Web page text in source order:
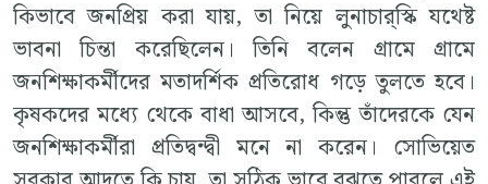
কিভাবে জনপ্রিয় করা যায়, তা নিয়ে লুনাচার্‌স্কি যথেষ্ট
ভাবনা চিন্তা করেছিলেন। তিনি বলেন গ্রামে গ্রামে
জনশিক্ষাকর্মীদের মতাদর্শিক প্রতিরোধ গড়ে তুলতে হবে।
কৃষকদের মধ্যে থেকে বাধা আসবে, কিন্তু তাঁদেরকে যেন
জনশিক্ষাকর্মীরা প্রতিদ্বন্দ্বী মনে না করেন। সোভিয়েত